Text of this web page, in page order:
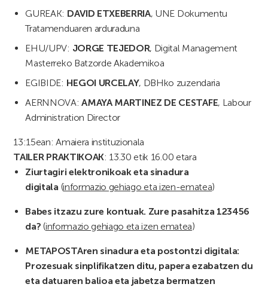
GUREAK: DAVID ETXEBERRIA, UNE Dokumentu
Tratamenduaren arduraduna
EHU/UPV: JORGE TEJEDOR, Digital Management
Masterreko Batzorde Akademikoa
EGIBIDE: HEGOI URCELAY, DBHko zuzendaria
AERNNOVA:AMAYA MARTINEZ DE CESTAFE, Labour
Administration Director
13:15ean: Amaiera instituzionala
TAILER PRAKTIKOAK: 13.30 etik 16.00 etara
Ziurtagiri elektronikoak eta sinadura
digitala (informazio gehiago eta izen-ematea)
Babes itzazu zure kontuak. Zure pasahitza 123456
da? (informazio gehiago eta izen ematea)
METAPOSTAren sinadura eta postontzi digitala:
Prozesuak sinplifikatzen ditu, papera ezabatzen du
eta datuaren balioa eta jabetza bermatzen